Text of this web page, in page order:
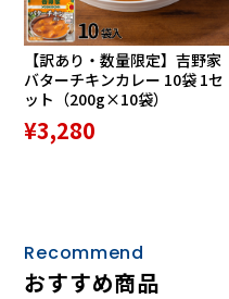
す。そこから植物由来を象
インにするアイデアが生ま
四つ葉のクローバーのよ
にも、また木の葉が集まっ
ようになっています。(パッ
【訳あり・数量限定】吉野家
バターチキンカレー 10袋 1セ
ット（200g×10袋）
¥3,280
Recommend
おすすめ商品